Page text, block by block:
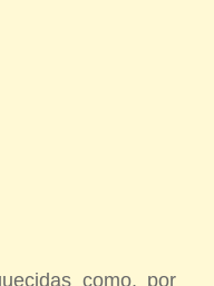
como, por